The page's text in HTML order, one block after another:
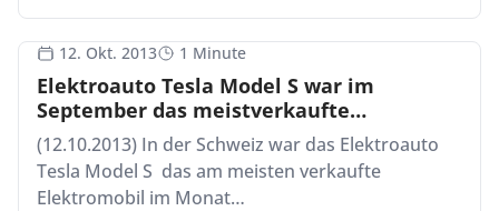
12. Okt. 2013 1 Minute
Elektroauto Tesla Model S war im
September das meistverkaufte
Elektrofahrzeug in der Schweiz
(12.10.2013) In der Schweiz war das Elektroauto
Tesla Model S das am meisten verkaufte
Elektromobil im Monat…